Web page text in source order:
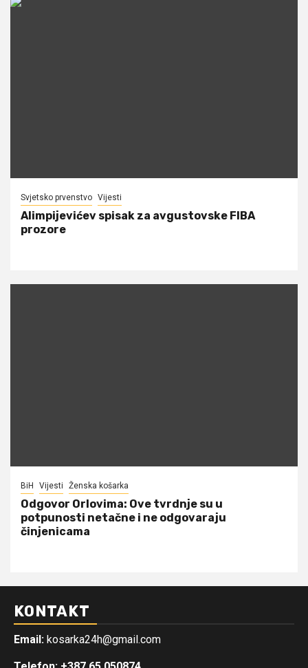
Svjetsko prvenstvo Vijesti
Alimpijevićev spisak za avgustovske FIBA
prozore
BiH Vijesti Ženska košarka
Odgovor Orlovima: ​Ove tvrdnje su u
potpunosti netačne i ne odgovaraju
činjenicama
KONTAKT
Email: kosarka24h@gmail.com